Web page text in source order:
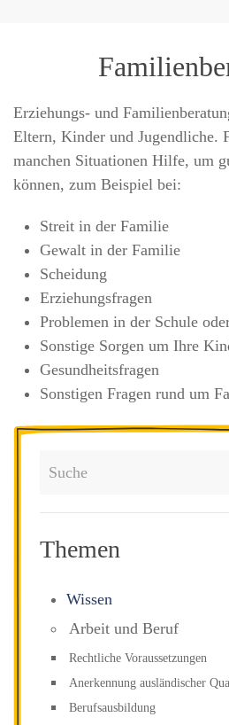
Erziehungs- und
Eltern, Kinder und Jugendliche.
manchen Situationen Hilfe, um
können, zum Beispiel bei:
Streit in der Familie
Gewalt in der Familie
Scheidung
Erziehungsfragen
Problemen in der Schule
Sonstige Sorgen um Ihre
Gesundheitsfragen
Sonstigen Fragen rund um
Themen
Wissen
Arbeit und Beruf
Recht­liche Voraus­setzungen
An­erkennung auslän­discher
Berufs­ausbildung